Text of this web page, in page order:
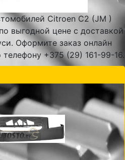
Citroen C2 (JM )
выгодной цене с доставкой
Оформите заказ онлайн
+375 (29) 161-99-16.